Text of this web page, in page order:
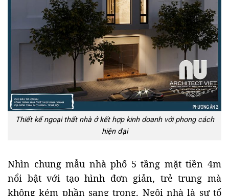
Thiết kế ngoại thất nhà ở kết hợp kinh doanh với phong cách
hiện đại
Nhìn chung mẫu nhà phố 5 tầng mặt tiền 4m
nổi bật với tạo hình đơn giản, trẻ trung mà
không kém phần sang trọng. Ngôi nhà là sự tổ